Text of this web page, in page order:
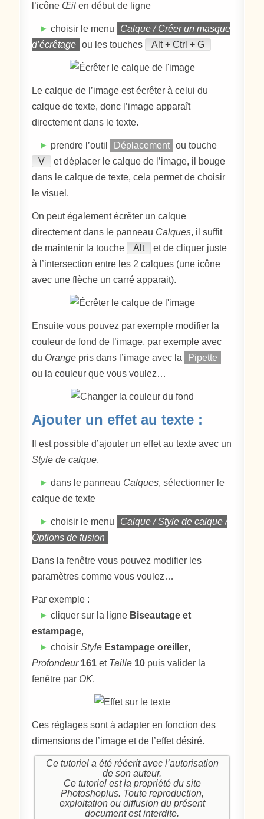
l’icôneŒil en début de ligne
► choisir le menu
Calque / Créer un masque
d’écrêtage ou les touches Alt + Ctrl + G
Le calque de l’image est écrêter à celui du
calque de texte, donc l’image apparaît
directement dans le texte.
► prendre l’outil Déplacement ou touche
V
et déplacer le calque de l’image, il bouge
dans le calque de texte, cela permet de choisir
le visuel.
On peut également écrêter un calque
directement dans le panneau Calques, il suffit
de maintenir la touche
Alt
et de cliquer juste
à l’intersection entre les 2 calques (une icône
avec une flèche un carré apparait).
Ensuite vous pouvez par exemple modifier la
couleur de fond de l’image, par exemple avec
du Orange pris dans l’image avec la
Pipette
ou la couleur que vous voulez…
Ajouter un effet au texte :
Il est possible d’ajouter un effet au texte avec un
Style de calque.
► dans le panneau Calques, sélectionner le
calque de texte
► choisir le menu
Calque / Style de calque /
Options de fusion
Dans la fenêtre vous pouvez modifier les
paramètres comme vous voulez…
Par exemple :
► cliquer sur la ligne Biseautage et
estampage,
► choisirStyle Estampage oreiller,
Profondeur 161 et Taille 10 puis valider la
fenêtre par OK.
Ces réglages sont à adapter en fonction des
dimensions de l’image et de l’effet désiré.
Ce tutoriel a été réécrit avec l’autorisation
de son auteur.
Ce tutoriel est la propriété du site
Photoshoplus. Toute reproduction,
exploitation ou diffusion du présent
document est interdite.